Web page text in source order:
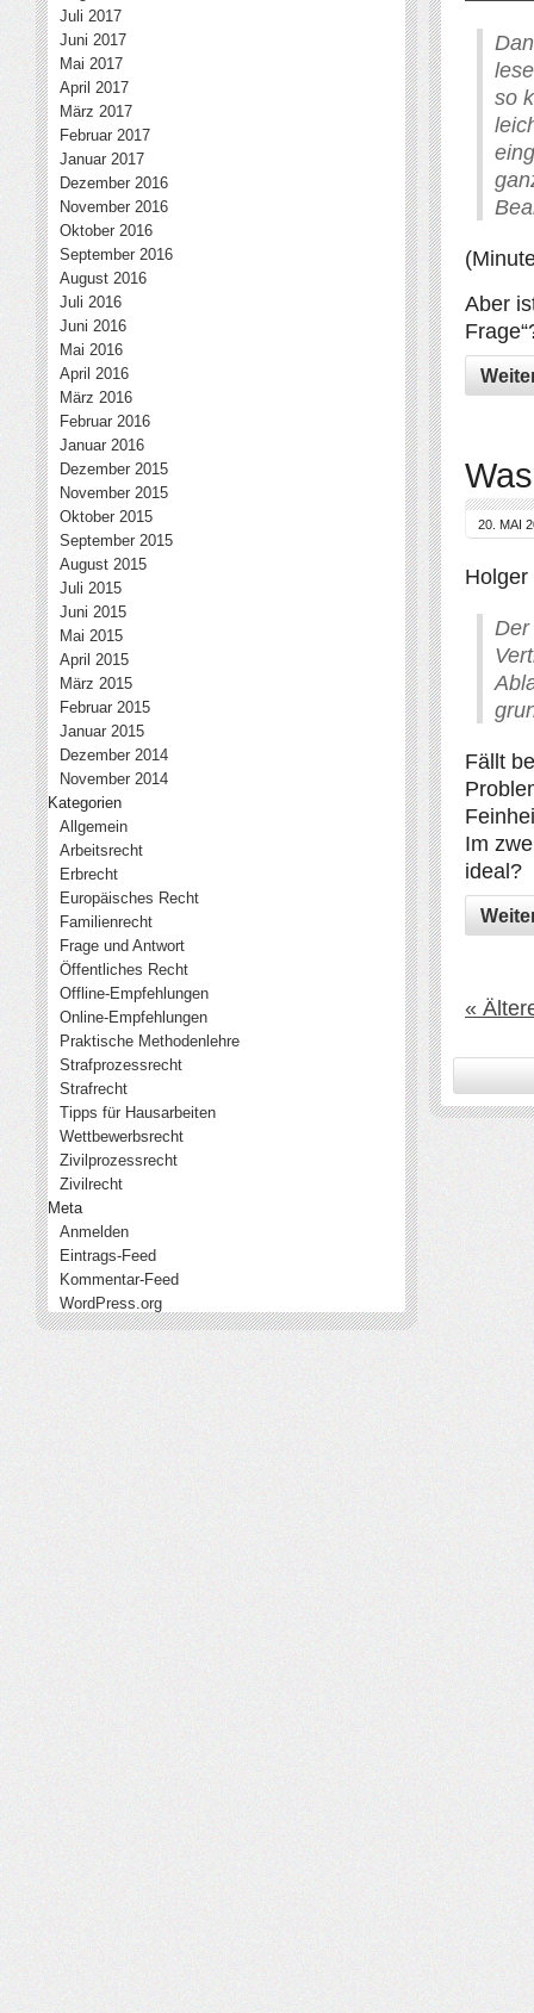
so
Aber
20. MAI
Fällt
Im
ideal?
«
Juli 2017
Juni 2017
Mai 2017
April 2017
März 2017
Februar 2017
Januar 2017
Dezember 2016
November 2016
Oktober 2016
September 2016
August 2016
Juli 2016
Juni 2016
Mai 2016
April 2016
März 2016
Februar 2016
Januar 2016
Dezember 2015
November 2015
Oktober 2015
September 2015
August 2015
Juli 2015
Juni 2015
Mai 2015
April 2015
März 2015
Februar 2015
Januar 2015
Dezember 2014
November 2014
Kategorien
Allgemein
Arbeitsrecht
Erbrecht
Europäisches Recht
Familienrecht
Frage und Antwort
Öffentliches Recht
Offline-Empfehlungen
Online-Empfehlungen
Praktische Methodenlehre
Strafprozessrecht
Strafrecht
Tipps für Hausarbeiten
Wettbewerbsrecht
Zivilprozessrecht
Zivilrecht
Meta
Anmelden
Eintrags-Feed
Kommentar-Feed
WordPress.org